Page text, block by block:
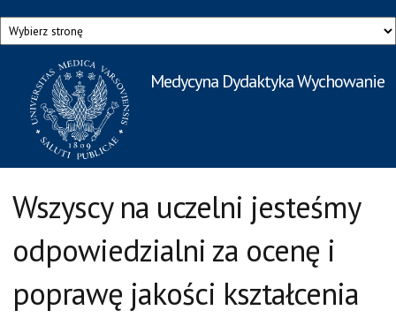
Przejdź do treści
Medycyna Dydaktyka Wychowanie
Rzecznik Prasowy
Warszawskiego Uniwersytetu Medycznego
Wszyscy na uczelni jesteśmy
odpowiedzialni za ocenę i
poprawę jakości kształcenia